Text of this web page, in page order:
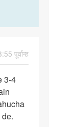
पूर्वान्ह
3-4